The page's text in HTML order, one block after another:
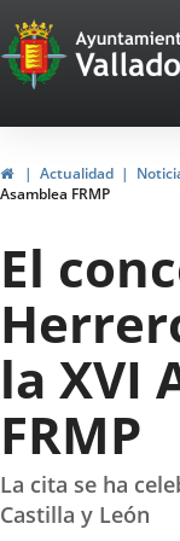
Portal
Web
del
de
InicioActualidad
Asamblea FRMP
El
la XVI
FRMP
La cita se ha
Castilla y León